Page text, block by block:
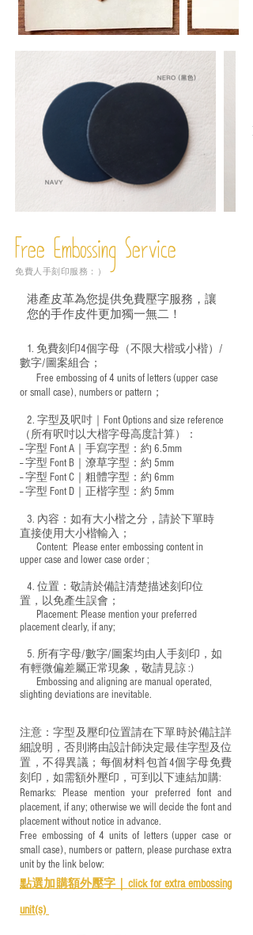
Free Embossing Service
免費人手刻印服務：）
港產皮革為您提供免費壓字服務，讓
您的手作皮件更加獨一無二！
1. 免費刻印4個字母（不限大楷或小楷）/
數字/圖案組合；
Free embossing of 4 units of letters (upper case
or small case), numbers or pattern；
2. 字型及呎吋｜ Font Options and size reference
（所有呎吋以大楷字母高度計算）：
-- 字型 Font A｜手寫字型：約 6.5mm
-- 字型 Font B｜潦草字型： 約 5mm
-- 字型 Font C｜粗體字型：約 6mm
-- 字型 Font D｜正楷字型： 約 5mm
3. 內容：如有大小楷之分，請於下單時
直接使用大小楷輸入；
​ Content: Please enter embossing content in
upper case and lower case order ;
4. 位置：敬請於備註清楚描述刻印位
置，以免產生誤會；
​ Placement: Please mention your preferred
placement clearly, if any;
5. 所有字母/數字/圖案均由人手刻印，如
有輕微偏差屬正常現象，敬請見諒 :)
​ Embossing and aligning are manual operated,
slighting deviations are inevitable.
注意：字型及壓印位置請在下單時於備註詳
細說明，否則將由設計師決定最佳字型及位
置，不得異議；每個材料包首4個字母免費
刻印，如需額外壓印，可到以下連結加購:
Remarks: Please mention your preferred font and
placement, if any; otherwise we will decide the font and
placement without notice in advance.
Free embossing of 4 units of letters (upper case or
small case), numbers or pattern, please purchase extra
unit by the link below:
點選加購額外壓字｜ click for extra embossing
unit(s)